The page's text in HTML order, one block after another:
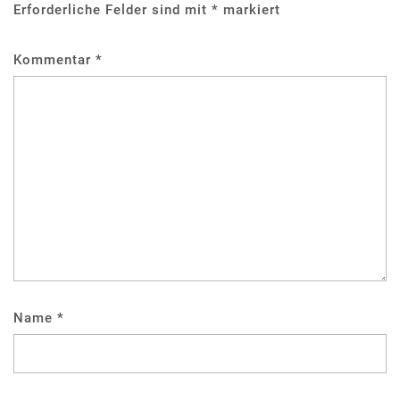
Erforderliche Felder sind mit * markiert
Kommentar *
Name *